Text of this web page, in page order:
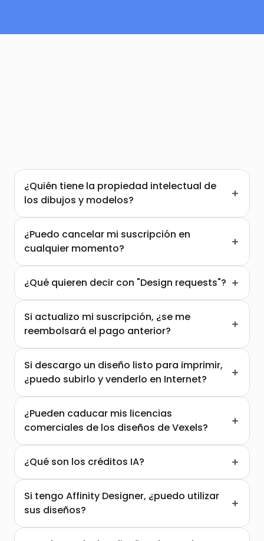
¿Quién tiene la propiedad intelectual de
los dibujos y modelos?
¿Puedo cancelar mi suscripción en
cualquier momento?
¿Qué quieren decir con "Design requests"?
Si actualizo mi suscripción, ¿se me
reembolsará el pago anterior?
Si descargo un diseño listo para imprimir,
¿puedo subirlo y venderlo en Internet?
¿Pueden caducar mis licencias
comerciales de los diseños de Vexels?
¿Qué son los créditos IA?
Si tengo Affinity Designer, ¿puedo utilizar
sus diseños?